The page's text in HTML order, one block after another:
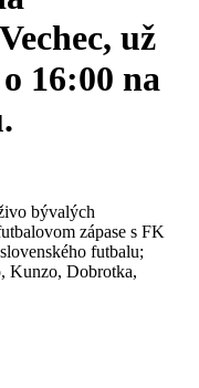
už
16:00 na
bývalých
zápase s FK
futbalu;
Kunzo, Dobrotka,